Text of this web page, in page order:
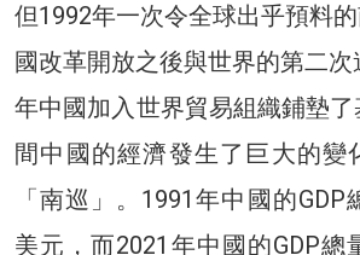
但1992年一次令全球出乎預料
國改革開放之後與世界的第二次
年中國加入世界貿易組織鋪墊
間中國的經濟發生了巨大的變
「南巡」。1991年中國的
美元，而2021年中國的GDP總